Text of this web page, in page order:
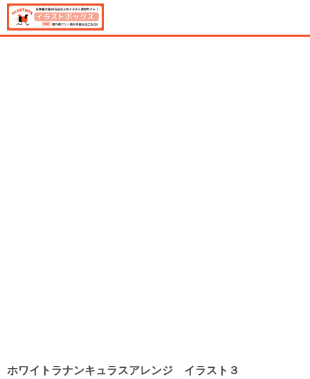
ホワイトラナンキュラスアレンジ イラスト３